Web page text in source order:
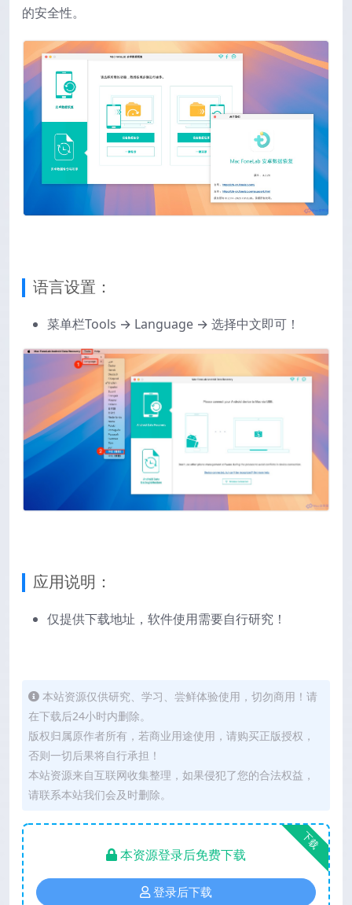
的安全性。
语言设置：
菜单栏Tools → Language → 选择中文即可！
应用说明：
仅提供下载地址，软件使用需要自行研究！
本站资源仅供研究、学习、尝鲜体验使用，切勿商用！请
在下载后24小时内删除。
版权归属原作者所有，若商业用途使用，请购买正版授权，
否则一切后果将自行承担！
本站资源来自互联网收集整理，如果侵犯了您的合法权益，
请联系本站我们会及时删除。
下载
本资源登录后免费下载
登录后下载